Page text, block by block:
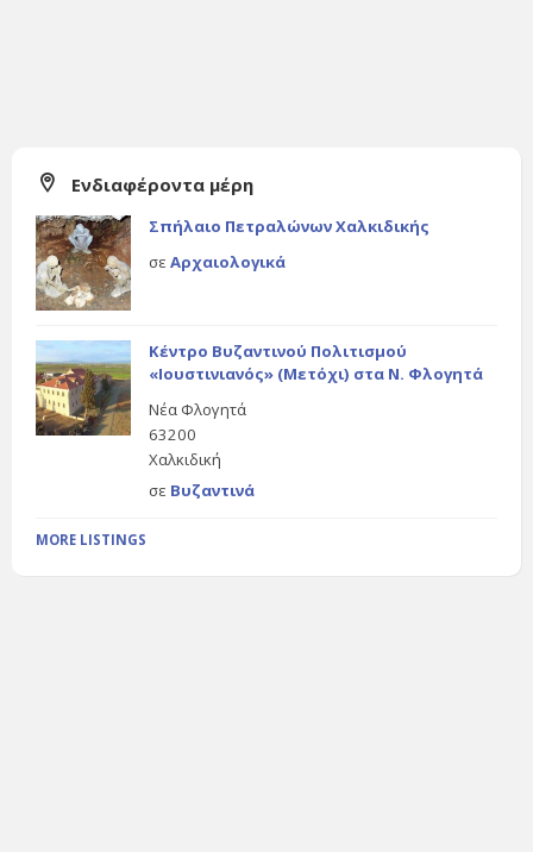
Ενδιαφέροντα μέρη
Σπήλαιο Πετραλώνων Χαλκιδικής
σε Αρχαιολογικά
Κέντρο Βυζαντινού Πολιτισμού
«Ιουστινιανός» (Μετόχι) στα Ν. Φλογητά
Νέα Φλογητά
63200
Χαλκιδική
σε Βυζαντινά
MORE LISTINGS